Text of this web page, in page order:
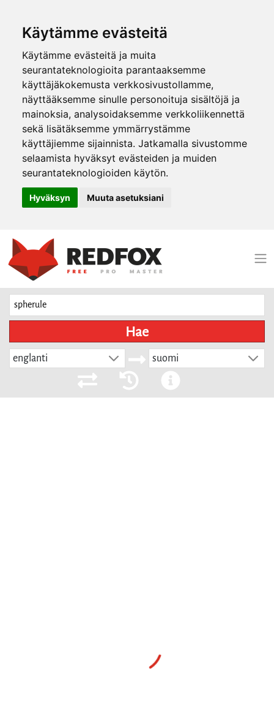
Käytämme evästeitä
Käytämme evästeitä ja muita
seurantateknologioita parantaaksemme
käyttäjäkokemusta verkkosivustollamme,
näyttääksemme sinulle personoituja sisältöjä ja
mainoksia, analysoidaksemme verkkoliikennettä
sekä lisätäksemme ymmärrystämme
käyttäjiemme sijainnista. Jatkamalla sivustomme
selaamista hyväksyt evästeiden ja muiden
seurantateknologioiden käytön.
Hyväksyn Muuta asetuksiani
Hae
englanti suomi